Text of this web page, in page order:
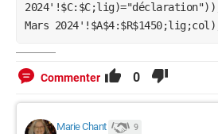
Mars
Commenter 0
Marie Chant 9